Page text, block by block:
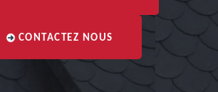
CONTACTEZ NOUS